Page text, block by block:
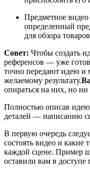
Предметное
определенный
для обзора
Совет: Чтобы создать
референсов — уже
точно передают идею
желаемому результату.
опираться на них, но ни
Полностью описав
деталей — написанию
В первую очередь
состоять видео и какие
каждой сцене. Пример
оставили вам в доступе